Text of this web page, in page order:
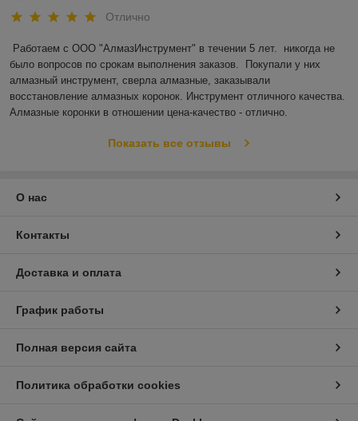
Отлично
Работаем с ООО "АлмазИнструмент" в течении 5 лет.  никогда не
было вопросов по срокам выполнения заказов.  Покупали у них
алмазный инструмент, сверла алмазные, заказывали
восстановление алмазных коронок. Инструмент отличного качества.
Алмазные коронки в отношении цена-качество - отлично.
Показать все отзывы
О нас
Контакты
Доставка и оплата
График работы
Полная версия сайта
Политика обработки cookies